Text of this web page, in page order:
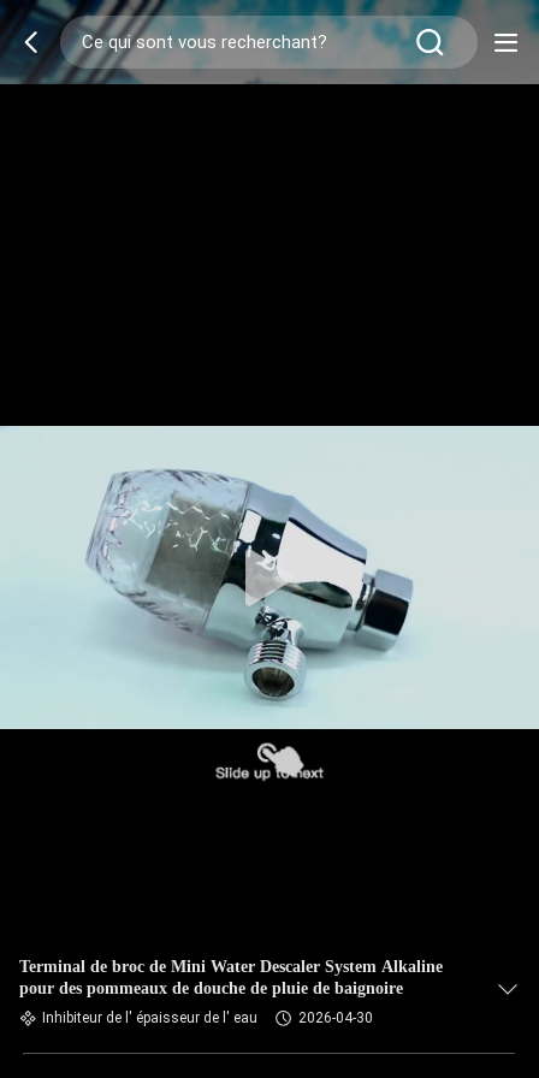
Terminal de broc de Mini Water Descaler System Alkaline
pour des pommeaux de douche de pluie de baignoire
Inhibiteur de l' épaisseur de l' eau 2026-04-30